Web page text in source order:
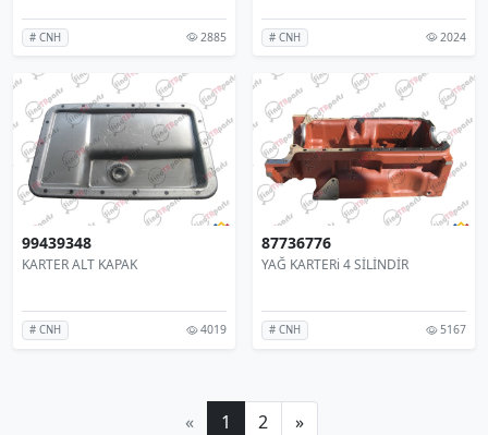
# CNH 2885 # CNH 2024
99439348
KARTER ALT KAPAK
# CNH 4019
87736776
YAĞ KARTERi 4 SİLİNDİR
# CNH 5167
« 1 2 »